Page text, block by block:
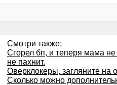
Смотри также:
Сгорел бп, и теперя мама не
не пахнит.
Оверклокеры, загляните на
Сколько можно